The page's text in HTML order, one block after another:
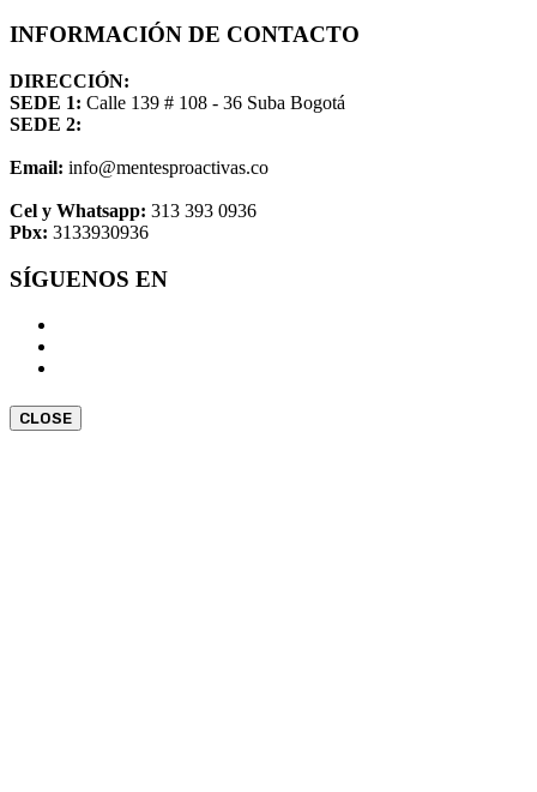
INFORMACIÓN DE CONTACTO
DIRECCIÓN:
SEDE 1: Calle 139 # 108 - 36 Suba Bogotá
SEDE 2:
Email: info@mentesproactivas.co
Cel y Whatsapp: 313 393 0936
Pbx: 3133930936
SÍGUENOS EN
CLOSE